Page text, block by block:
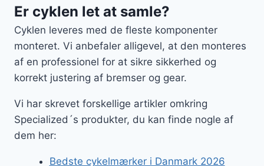
Er cyklen let at samle?
Cyklen leveres med de fleste komponenter
monteret. Vi anbefaler alligevel, at den monteres
af en professionel for at sikre sikkerhed og
korrekt justering af bremser og gear.
Vi har skrevet forskellige artikler omkring
Specialized´s produkter, du kan finde nogle af
dem her:
Bedste cykelmærker i Danmark 2026